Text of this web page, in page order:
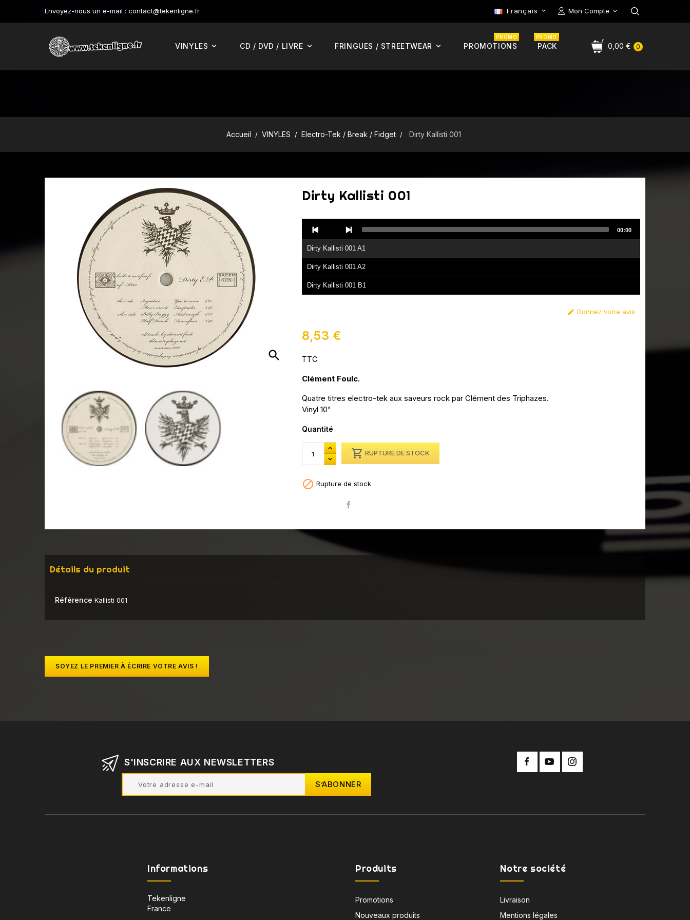
Envoyez-nous un e-mail : contact@tekenligne.fr Mon Compte
Français 
0
0,00 €
VINYLES CD / DVD / LIVRE FRINGUES / STREETWEAR PROMOTIONS
PROMO
PACK
PROMO
Accueil VINYLES Electro-Tek / Break / Fidget Dirty Kallisti 001
search
Dirty Kallisti 001
Player
Dirty Kallisti 001 A1
Dirty Kallisti 001 A2
Dirty Kallisti 001 B1
00:00
 Donnez votre avis
8,53 €
TTC
Clément Foulc.
Quatre titres electro-tek aux saveurs rock par Clément des Triphazes.
Vinyl 10"
Quantité
 RUPTURE DE STOCK
 Rupture de stock
Détails du produit
Référence Kallisti 001
SOYEZ LE PREMIER À ÉCRIRE VOTRE AVIS !
S'INSCRIRE AUX NEWSLETTERS
Informations
Tekenligne
France
Produits
Promotions
Nouveaux produits
Notre société
Livraison
Mentions légales